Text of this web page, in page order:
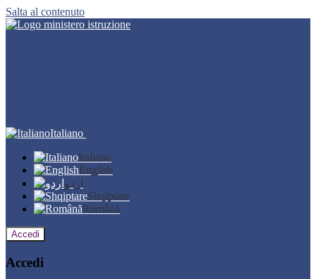
Salta al contenuto
Italiano
Italiano
English
اردو
Shqiptare
Română
Accedi
Accedi